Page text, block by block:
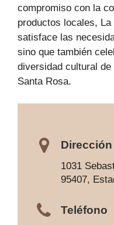
compromiso con la
productos locales,
satisface las
sino que también
diversidad cultural
Santa Rosa.
Dirección
1031
95407,
Teléfono